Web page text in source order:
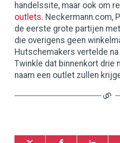
handelssite, maar ook om
outlets. Neckermann.com,
de eerste grote partijen
die overigens geen
Hutschemakers vertelde
Twinkle dat binnenkort drie
naam een outlet zullen